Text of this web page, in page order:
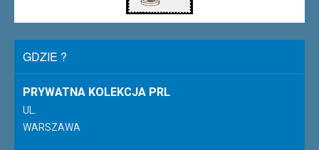
GDZIE ?
PRYWATNA KOLEKCJA PRL
UL.
WARSZAWA